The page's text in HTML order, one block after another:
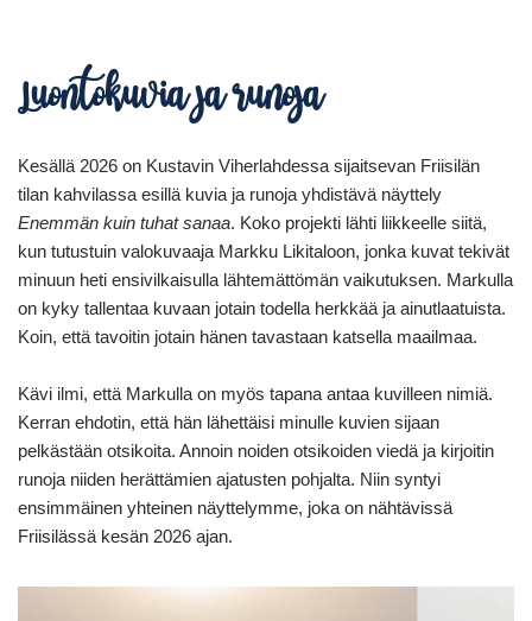
Luontokuvia ja runoja
Kesällä 2026 on Kustavin Viherlahdessa sijaitsevan Friisilän
tilan kahvilassa esillä kuvia ja runoja yhdistävä näyttely
Enemmän kuin tuhat sanaa. Koko projekti lähti liikkeelle siitä,
kun tutustuin valokuvaaja Markku Likitaloon, jonka kuvat tekivät
minuun heti ensivilkaisulla lähtemättömän vaikutuksen. Markulla
on kyky tallentaa kuvaan jotain todella herkkää ja ainutlaatuista.
Koin, että tavoitin jotain hänen tavastaan katsella maailmaa.
Kävi ilmi, että Markulla on myös tapana antaa kuvilleen nimiä.
Kerran ehdotin, että hän lähettäisi minulle kuvien sijaan
pelkästään otsikoita. Annoin noiden otsikoiden viedä ja kirjoitin
runoja niiden herättämien ajatusten pohjalta. Niin syntyi
ensimmäinen yhteinen näyttelymme, joka on nähtävissä
Friisilässä kesän 2026 ajan.